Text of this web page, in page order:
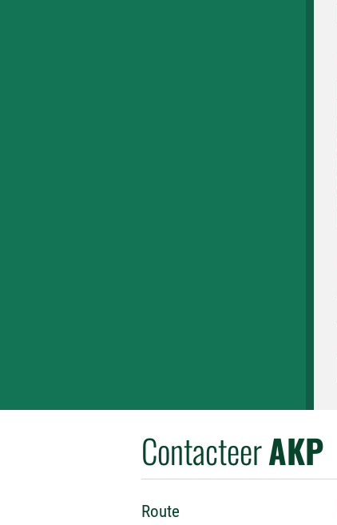
ContacteerAKP
Route